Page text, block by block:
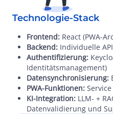
Technologie-Stack
Frontend: React (PWA-
Backend: Individuelle
Authentifizierung:
Identitätsmanagement)
Datensynchronisierung:
PWA-Funktionen:
KI-Integration: LLM- +
Datenvalidierung und